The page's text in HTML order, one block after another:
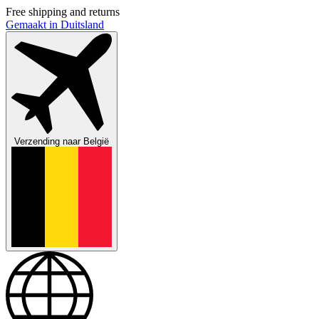
Free shipping and returns
Gemaakt in Duitsland
Verzending naarBelgië